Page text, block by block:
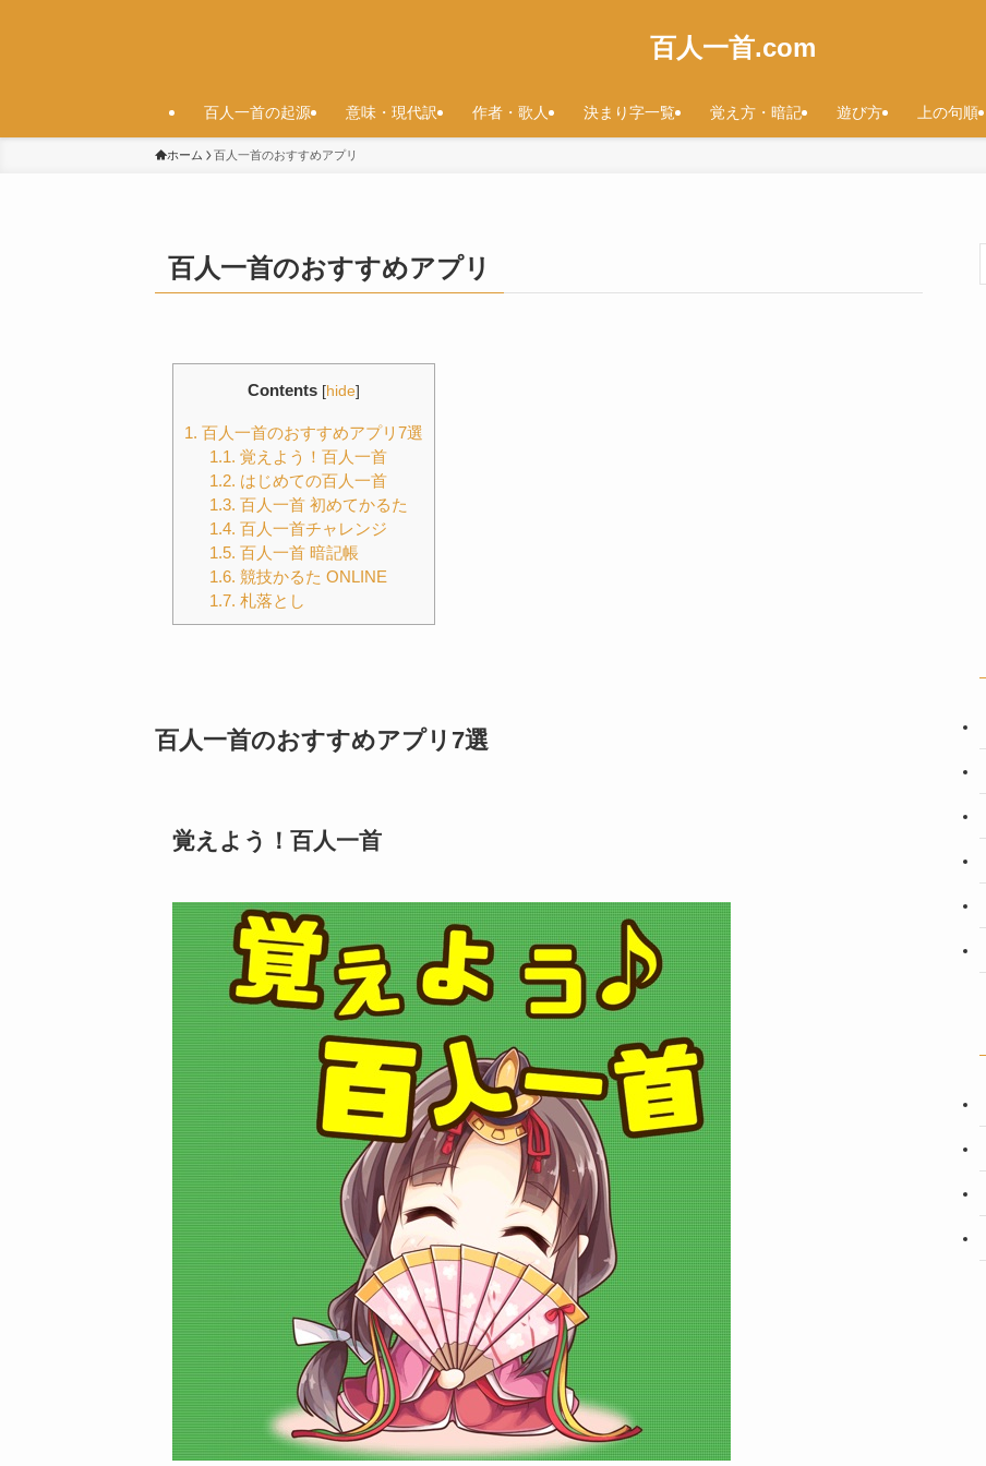
百人一首.com
百人一首の起源 意味・現代訳 作者・歌人 決まり字一覧 覚え方・暗記 遊び方 上の句順
ホーム 百人一首のおすすめアプリ
百人一首のおすすめアプリ
Contents [hide]
1. 百人一首のおすすめアプリ7選
1.1. 覚えよう！百人一首
1.2. はじめての百人一首
1.3. 百人一首 初めてかるた
1.4. 百人一首チャレンジ
1.5. 百人一首 暗記帳
1.6. 競技かるた ONLINE
1.7. 札落とし
百人一首のおすすめアプリ7選
覚えよう！百人一首